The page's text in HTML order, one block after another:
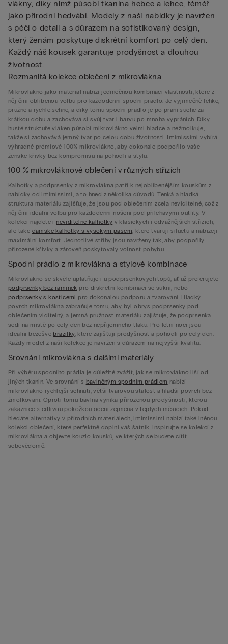
vlákny, díky nimž působí tkanina hebce a lehce, téměř
jako přírodní hedvábí. Modely z naší nabídky je navržen
s péčí o detail a s důrazem na sofistikovaný design,
který ženám poskytuje diskrétní komfort po celý den.
Každý náš kousek garantuje prodyšnost a dlouhou
životnost.
Rozmanitá kolekce oblečení z mikrovlákna
Mikrovlákno jako materiál nabízí jedinečnou kombinaci vlastností, které z
něj činí oblíbenou volbu pro každodenní spodní prádlo. Je výjimečně lehké,
pružné a rychle schne, a díky tomu spodní prádlo je po praní suché za
krátkou dobu a zachovává si svůj tvar i barvu po mnoha vypráních. Díky
husté struktuře vláken působí mikrovlákno velmi hladce a nežmolkuje,
takže si zachovává jemný tvar po celou dobu životnosti. Intimissimi vybírá
výhradně prémiové 100% mikrovlákno, aby dokonale podpořilo vaše
ženské křivky bez kompromisu na pohodlí a stylu.
100 % mikrovláknové oblečení v různých střizích
Kalhotky a podprsenky z mikrovlákna patří k nejoblíbenějším kouskům z
nabídky od Intimissimi, a to hned z několika důvodů. Tenká a hladká
struktura materiálu zajišťuje, že jsou pod oblečením zcela neviditelné, což z
něj činí ideální volbu pro každodenní nošení pod přiléhavými outfity. V
kolekci najdete ineviditelné kalhotky v klasických i odvážnějších střizích,
ale také dámské kalhotky s vysokým pasem, které tvarují siluetu a nabízejí
maximální komfort. Jednotlivé střihy jsou navrženy tak, aby podpořily
přirozené křivky a zároveň poskytovaly volnost pohybu.
Spodní prádlo z mikrovlákna a stylové kombinace
Mikrovlákno se skvěle uplatňuje i u podprsenkových topů, ať už preferujete
podprsenky bez ramínek pro diskrétní kombinaci se sukní, nebo
podprsenky s kosticemi pro dokonalou podporu a tvarování. Hladký
povrch mikrovlákna zabraňuje tomu, aby byl obrys podprsenky pod
oblečením viditelný, a jemná pružnost materiálu zajišťuje, že podprsenka
sedí na místě po celý den bez nepříjemného tlaku. Pro letní noci jsou
ideální bezešvébrazilky, které zajišťují prodyšnost a pohodlí po celý den.
Každý model z naší kolekce je navržen s důrazem na nejvyšší kvalitu.
Srovnání mikrovlákna s dalšími materiály
Při výběru spodního prádla je důležité zvážit, jak se mikrovlákno liší od
jiných tkanin. Ve srovnání s bavlněným spodním prádlem nabízí
mikrovlákno rychlejší schnutí, větší tvarovou stálost a hladší povrch bez
žmolkování. Oproti tomu bavlna vyniká přirozenou prodyšností, kterou
zákaznice s citlivou pokožkou ocení zejména v teplých měsících. Pokud
hledáte alternativy v přírodních materiálech, Intimissimi nabízí také lněnou
kolekci oblečení, které perfektně doplní váš šatník. Inspirujte se kolekcí z
mikrovlákna a objevte kouzlo kousků, ve kterých se budete cítit
sebevědomě.